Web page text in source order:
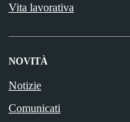
Vita lavorativa
NOVITÀ
Notizie
Comunicati